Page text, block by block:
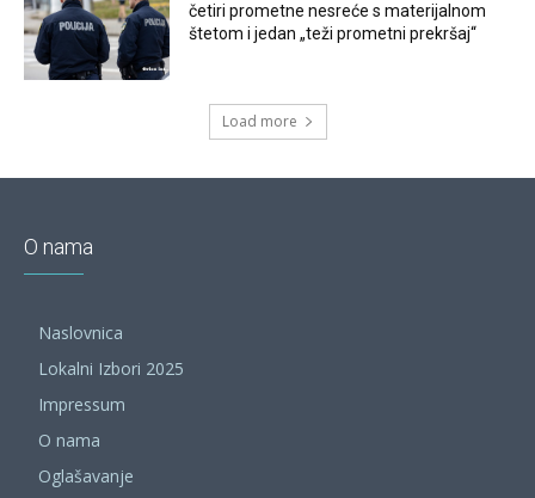
četiri prometne nesreće s materijalnom
štetom i jedan „teži prometni prekršaj“
Load more
O nama
Naslovnica
Lokalni Izbori 2025
Impressum
O nama
Oglašavanje